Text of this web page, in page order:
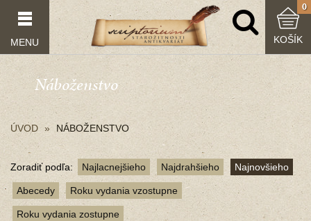
MENU
0
KOŠÍK
Náboženstvo
ÚVOD NÁBOŽENSTVO
Zoradiť podľa: Najlacnejšieho Najdrahšieho Najnovšieho
Abecedy Roku vydania vzostupne
Roku vydania zostupne